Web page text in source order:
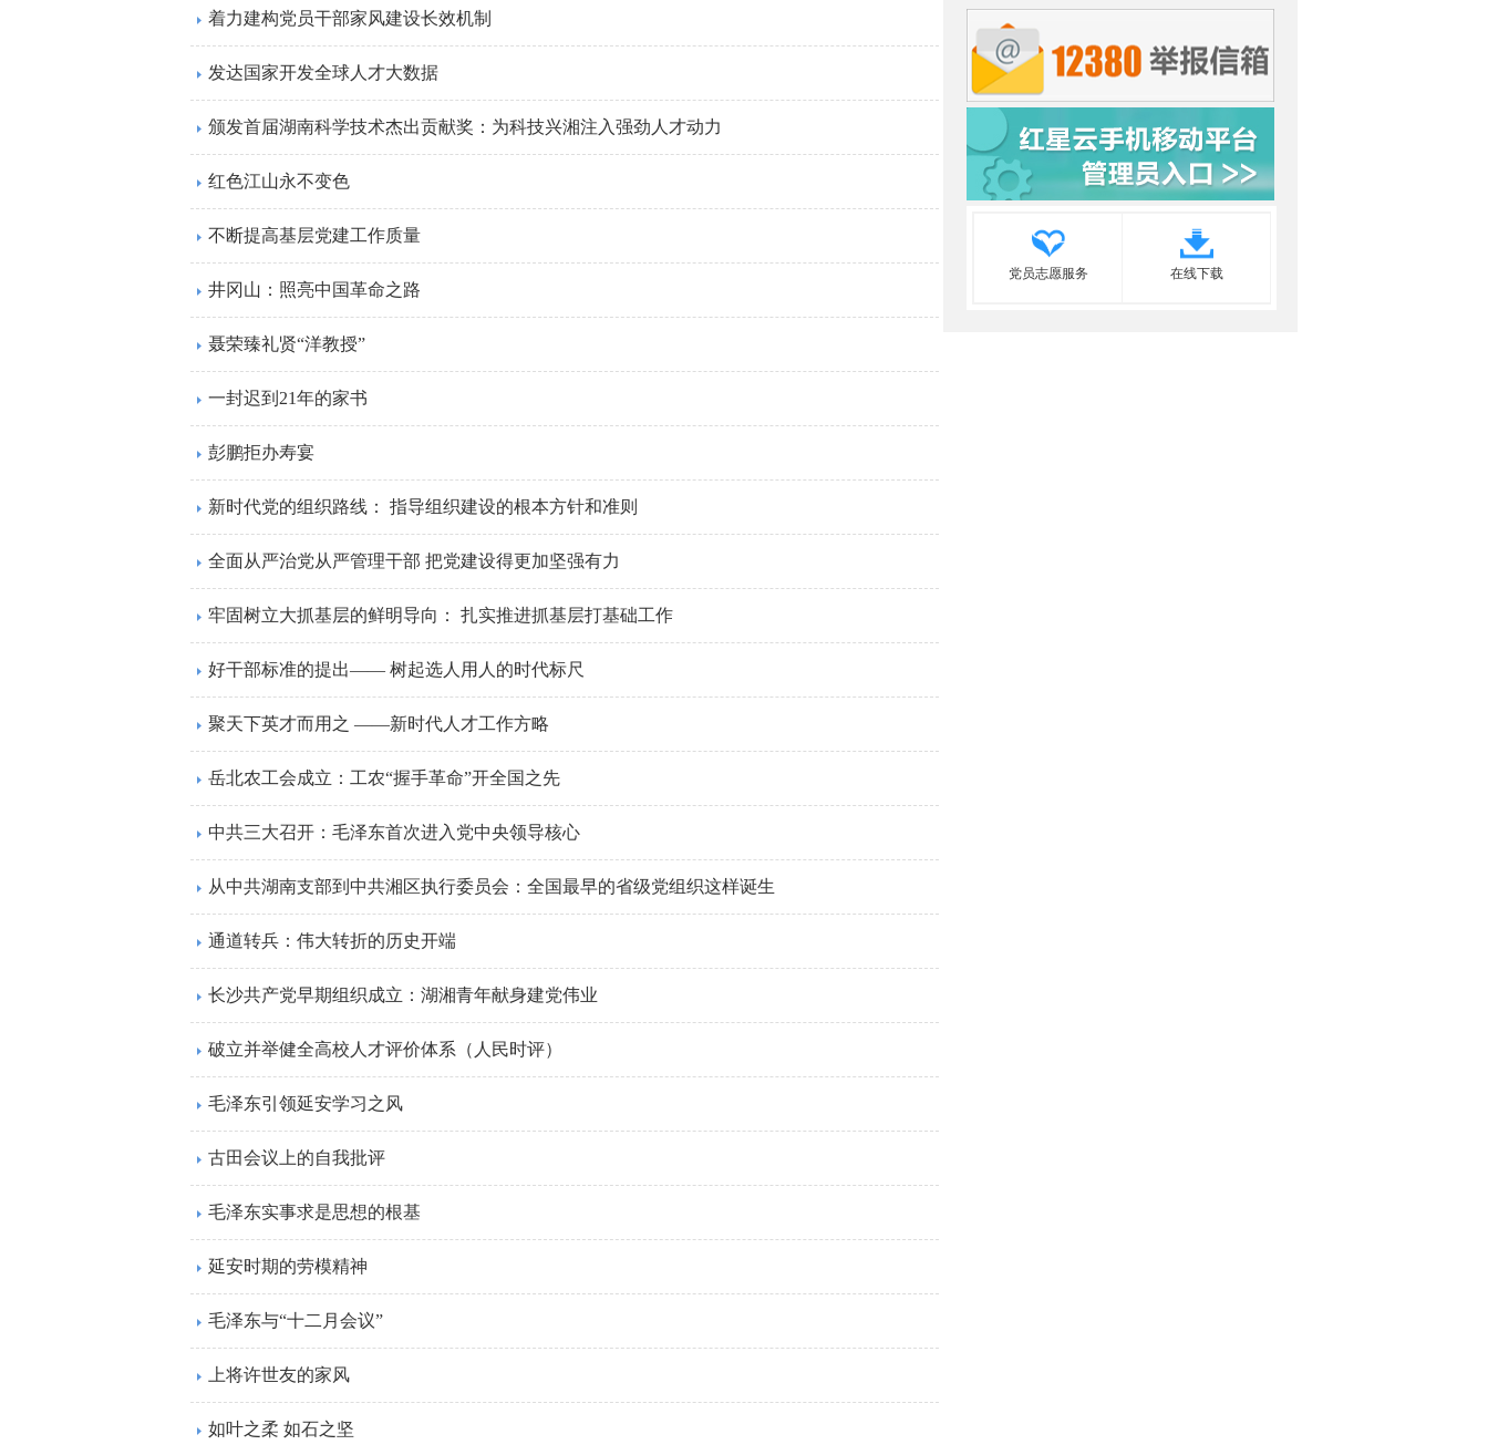
着力建构党员干部家风建设长效机制
发达国家开发全球人才大数据
颁发首届湖南科学技术杰出贡献奖：为科技兴湘注入强劲人才动力
红色江山永不变色
不断提高基层党建工作质量
井冈山：照亮中国革命之路
聂荣臻礼贤“洋教授”
一封迟到21年的家书
彭鹏拒办寿宴
新时代党的组织路线： 指导组织建设的根本方针和准则
全面从严治党从严管理干部 把党建设得更加坚强有力
牢固树立大抓基层的鲜明导向： 扎实推进抓基层打基础工作
好干部标准的提出—— 树起选人用人的时代标尺
聚天下英才而用之 ——新时代人才工作方略
岳北农工会成立：工农“握手革命”开全国之先
中共三大召开：毛泽东首次进入党中央领导核心
从中共湖南支部到中共湘区执行委员会：全国最早的省级党组织这样诞生
通道转兵：伟大转折的历史开端
长沙共产党早期组织成立：湖湘青年献身建党伟业
破立并举健全高校人才评价体系（人民时评）
毛泽东引领延安学习之风
古田会议上的自我批评
毛泽东实事求是思想的根基
延安时期的劳模精神
毛泽东与“十二月会议”
上将许世友的家风
如叶之柔 如石之坚
党员志愿服务 在线下载